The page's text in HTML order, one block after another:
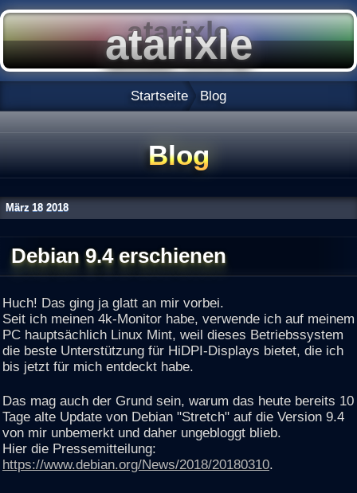
Startseite Blog
Blog
März 18 2018
Debian 9.4 erschienen
Huch! Das ging ja glatt an mir vorbei.
Seit ich meinen 4k-Monitor habe, verwende ich auf meinem
PC hauptsächlich Linux Mint, weil dieses Betriebssystem
die beste Unterstützung für HiDPI-Displays bietet, die ich
bis jetzt für mich entdeckt habe.
Das mag auch der Grund sein, warum das heute bereits 10
Tage alte Update von Debian "Stretch" auf die Version 9.4
von mir unbemerkt und daher ungebloggt blieb.
Hier die Pressemitteilung:
https://www.debian.org/News/2018/20180310.